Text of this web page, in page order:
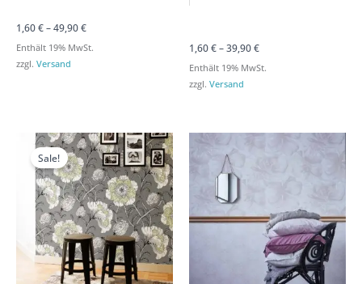
1,60€–49,90€
Enthält 19% MwSt.
zzgl. Versand
1,60€–39,90€
Enthält 19% MwSt.
zzgl. Versand
Sale!
Preisspanne:
1,60 €
bis
39,90 €
Preisspanne:
1,60 €
bis
39,90 €
Preisspanne:
1,60 €
Preisspanne: